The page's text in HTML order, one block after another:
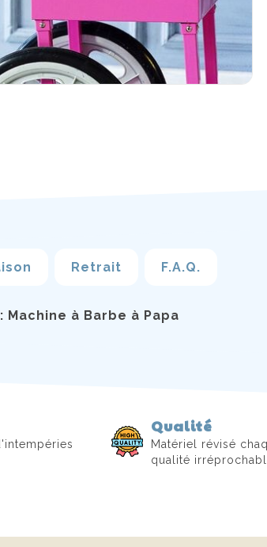
Retrait F.A.Q.
à Barbe à Papa
Qualité
Matériel révisé
qualité